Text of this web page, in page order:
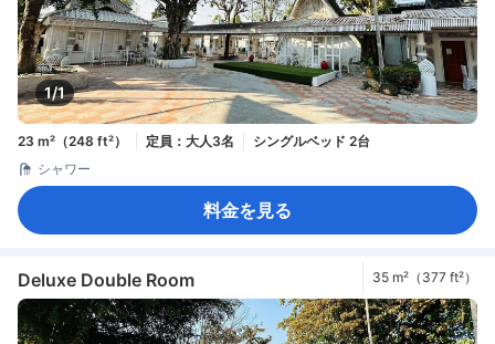
1/1
23 m²（248 ft²） 定員：大人3名
シングルベッド 2台
シャワー
料金を見る
Deluxe Double Room 35 m²（377 ft²）